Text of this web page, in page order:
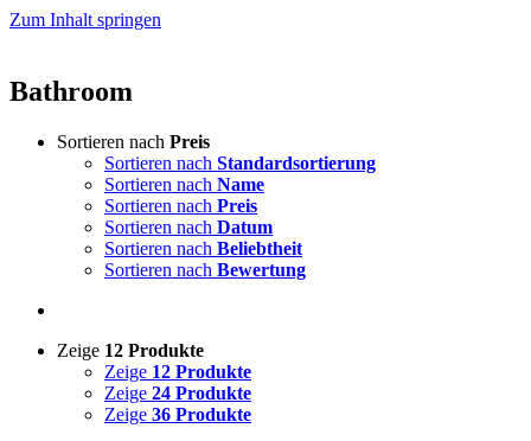
Zum Inhalt springen
Bathroom
Sortieren nach Preis
Sortieren nach Standardsortierung
Sortieren nach Name
Sortieren nach Preis
Sortieren nach Datum
Sortieren nach Beliebtheit
Sortieren nach Bewertung
Zeige 12 Produkte
Zeige 12 Produkte
Zeige 24 Produkte
Zeige 36 Produkte